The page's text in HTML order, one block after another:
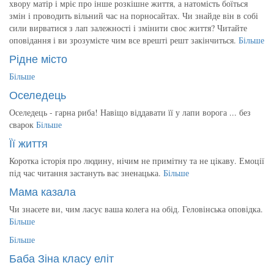
хвору матір і мріє про інше розкішне життя, а натомість боїться
змін і проводить вільний час на порносайтах. Чи знайде він в собі
сили вирватися з лап залежності і змінити своє життя? Читайте
оповідання і ви зрозумієте чим все врешті решт закінчиться. Більше
Рідне місто
Більше
Оселедець
Оселедець - гарна риба! Навіщо віддавати її у лапи ворога ... без
сварок Більше
Її життя
Коротка історія про людину, нічим не примітну та не цікаву. Емоції
під час читання застануть вас зненацька. Більше
Мама казала
Чи знаєете ви, чим ласує ваша колега на обід. Геловінська оповідка.
Більше
Більше
Баба Зіна класу еліт